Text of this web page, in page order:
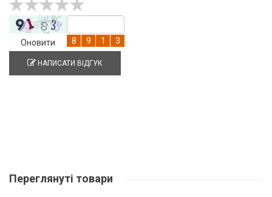
Оновити
НАПИСАТИ ВІДГУК
Переглянуті товари